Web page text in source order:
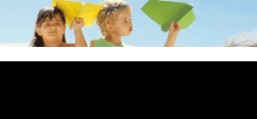
73.835683
NAD 18.719883
NGN